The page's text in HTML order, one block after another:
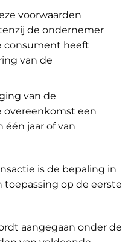
voorwaarden
de ondernemer
consument heeft
van de
van de
overeenkomst een
jaar of van
is de bepaling in
toepassing op de eerste
aangegaan onder de